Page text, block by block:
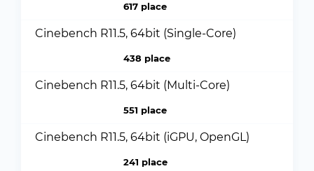
617 place
Cinebench R11.5, 64bit (Single-Core)
438 place
Cinebench R11.5, 64bit (Multi-Core)
551 place
Cinebench R11.5, 64bit (iGPU, OpenGL)
241 place